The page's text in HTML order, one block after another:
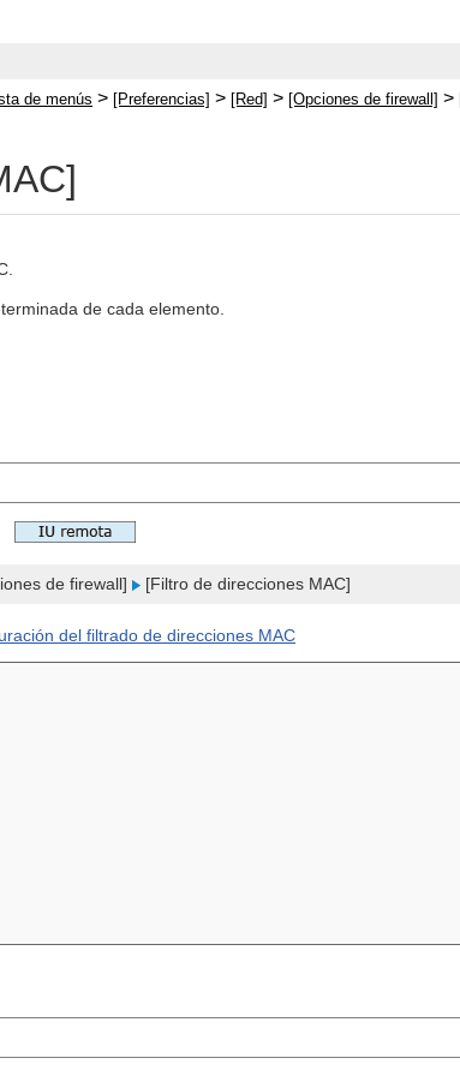
de menús > [Preferencias] > [Red] > [Opciones de firewall] >
de cada elemento.
de firewall] [Filtro de direcciones MAC]
del filtrado de direcciones MAC